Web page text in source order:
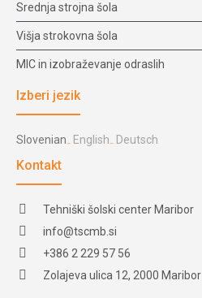
Srednja strojna šola
Višja strokovna šola
MIC in izobraževanje odraslih
Izberi jezik
Slovenian English Deutsch
Kontakt
Tehniški šolski center Maribor
info@tscmb.si
+386 2 229 57 56
Zolajeva ulica 12, 2000 Maribor